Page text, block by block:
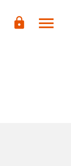
lock menu